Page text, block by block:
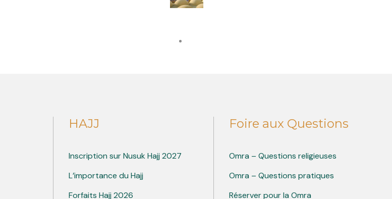
HAJJ
Inscription sur Nusuk Hajj 2027
L’importance du Hajj
Forfaits Hajj 2026
Foire aux Questions
Omra – Questions religieuses
Omra – Questions pratiques
Réserver pour la Omra